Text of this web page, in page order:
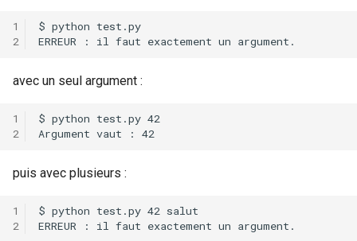
avec un seul argument :
puis avec plusieurs :